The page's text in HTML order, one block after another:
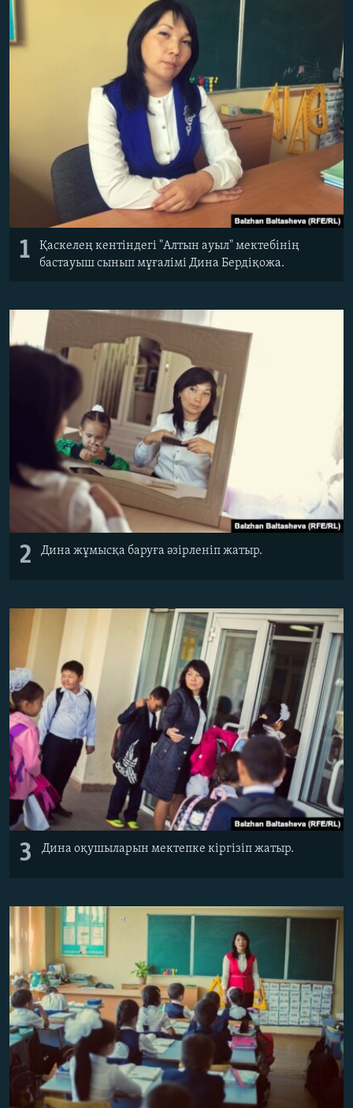
Басқа тілдерде
1
Қаскелең кентіндегі "Алтын ауыл" мектебінің
бастауыш сынып мұғалімі Дина Бердіқожа.
2 Дина жұмысқа баруға әзірленіп жатыр.
3 Дина оқушыларын мектепке кіргізіп жатыр.